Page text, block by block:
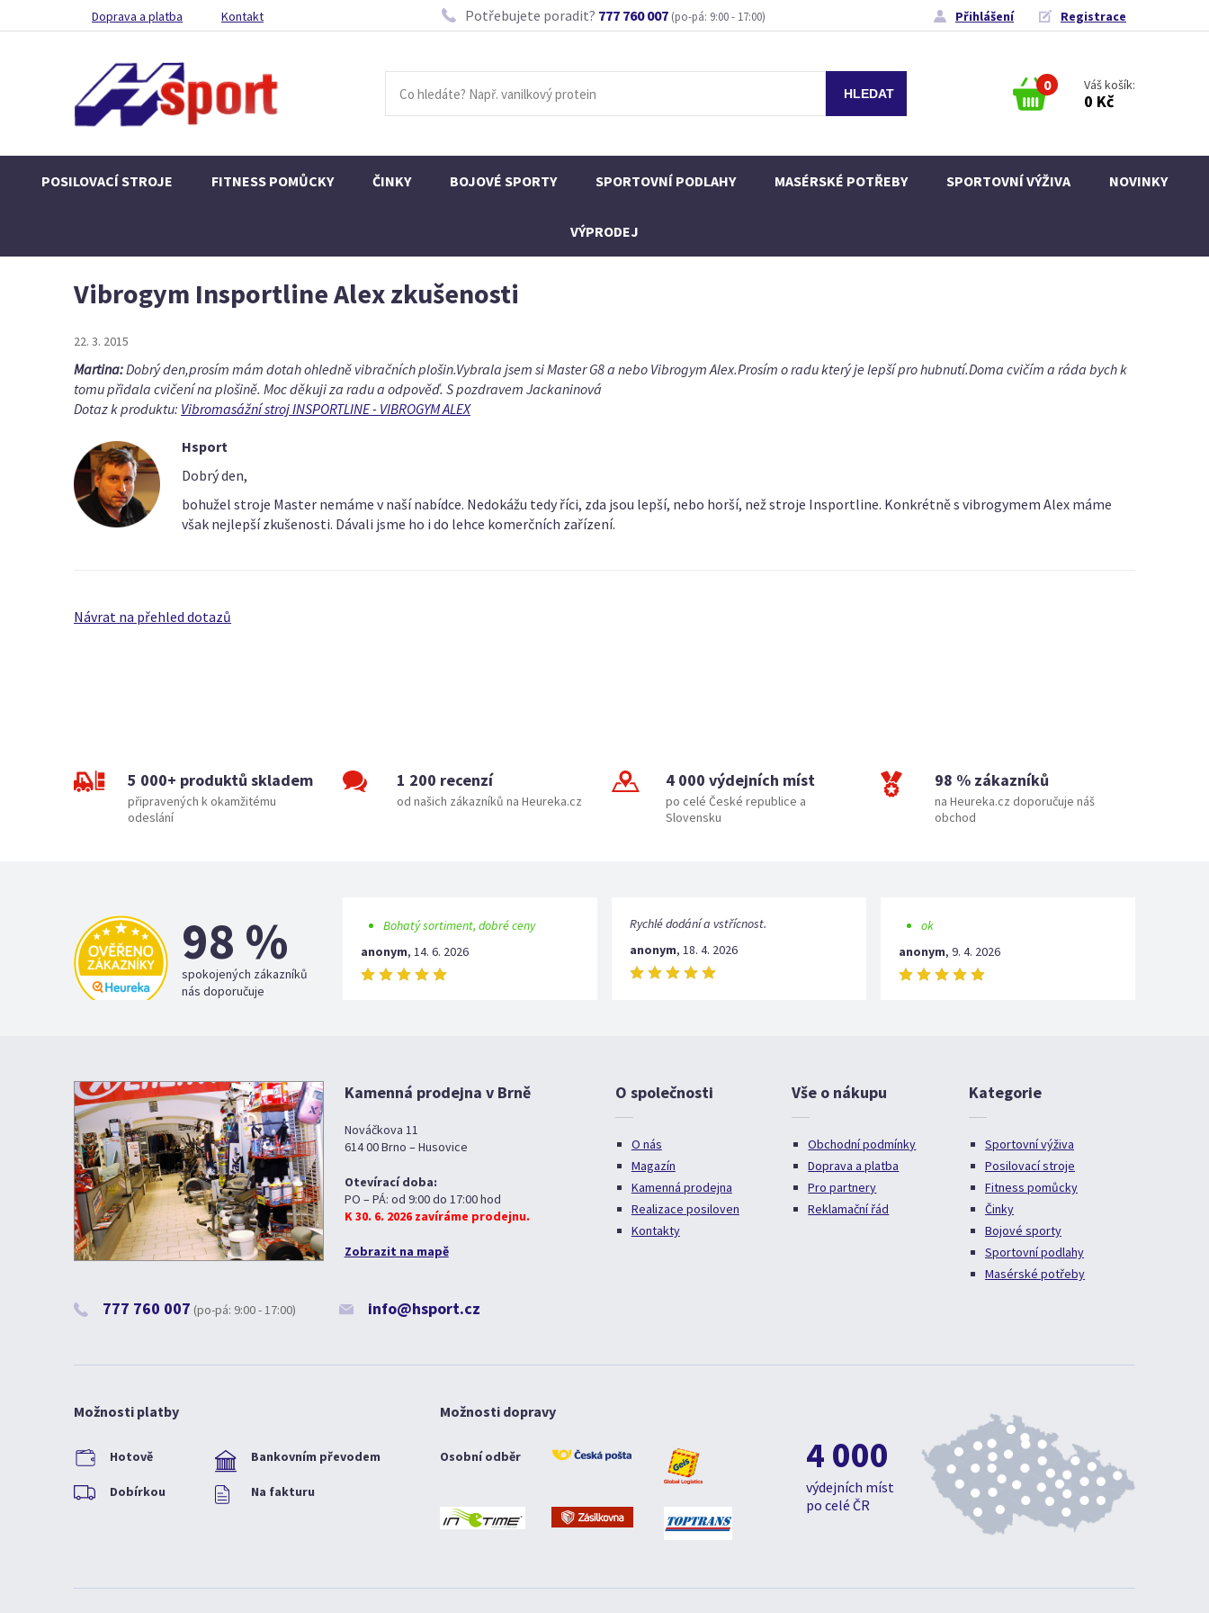
Doprava a platba Kontakt Potřebujete poradit? 777 760 007 (po-pá: 9:00 - 17:00) Přihlášení Registrace
0 Váš košík:
0 Kč
POSILOVACÍ STROJE FITNESS POMŮCKY ČINKY BOJOVÉ SPORTY SPORTOVNÍ PODLAHY MASÉRSKÉ POTŘEBY SPORTOVNÍ VÝŽIVA NOVINKY
VÝPRODEJ
Vibrogym Insportline Alex zkušenosti
22. 3. 2015
Martina:Dobrý den,prosím mám dotah ohledně vibračních plošin.Vybrala jsem si Master G8 a nebo Vibrogym Alex.Prosím o radu který je lepší pro hubnutí.Doma cvičím a ráda bych k
tomu přidala cvičení na plošině. Moc děkuji za radu a odpověď. S pozdravem Jackaninová
Dotaz k produktu: Vibromasážní stroj INSPORTLINE - VIBROGYM ALEX
Hsport
Dobrý den,
bohužel stroje Master nemáme v naší nabídce. Nedokážu tedy říci, zda jsou lepší, nebo horší, než stroje Insportline. Konkrétně s vibrogymem Alex máme
však nejlepší zkušenosti. Dávali jsme ho i do lehce komerčních zařízení.
Návrat na přehled dotazů
5 000+ produktů skladem
připravených k okamžitému
odeslání
1 200 recenzí
od našich zákazníků na Heureka.cz
4 000 výdejních míst
po celé České republice a
Slovensku
98 % zákazníků
na Heureka.cz doporučuje náš
obchod
98 %
spokojených zákazníků
nás doporučuje
Bohatý sortiment, dobré ceny
anonym, 14. 6. 2026
Rychlé dodání a vstřícnost.
anonym, 18. 4. 2026
ok
anonym, 9. 4. 2026
Kamenná prodejna v Brně
Nováčkova 11
614 00 Brno – Husovice
Otevírací doba:
PO – PÁ: od 9:00 do 17:00 hod
K 30. 6. 2026 zavíráme prodejnu.
Zobrazit na mapě
777 760 007 (po-pá: 9:00 - 17:00) info@hsport.cz
O společnosti
O nás
Magazín
Kamenná prodejna
Realizace posiloven
Kontakty
Vše o nákupu
Obchodní podmínky
Doprava a platba
Pro partnery
Reklamační řád
Kategorie
Sportovní výživa
Posilovací stroje
Fitness pomůcky
Činky
Bojové sporty
Sportovní podlahy
Masérské potřeby
Možnosti platby
Hotově Bankovním převodem
Dobírkou Na fakturu
Možnosti dopravy
Osobní odběr 4 000
výdejních míst
po celé ČR